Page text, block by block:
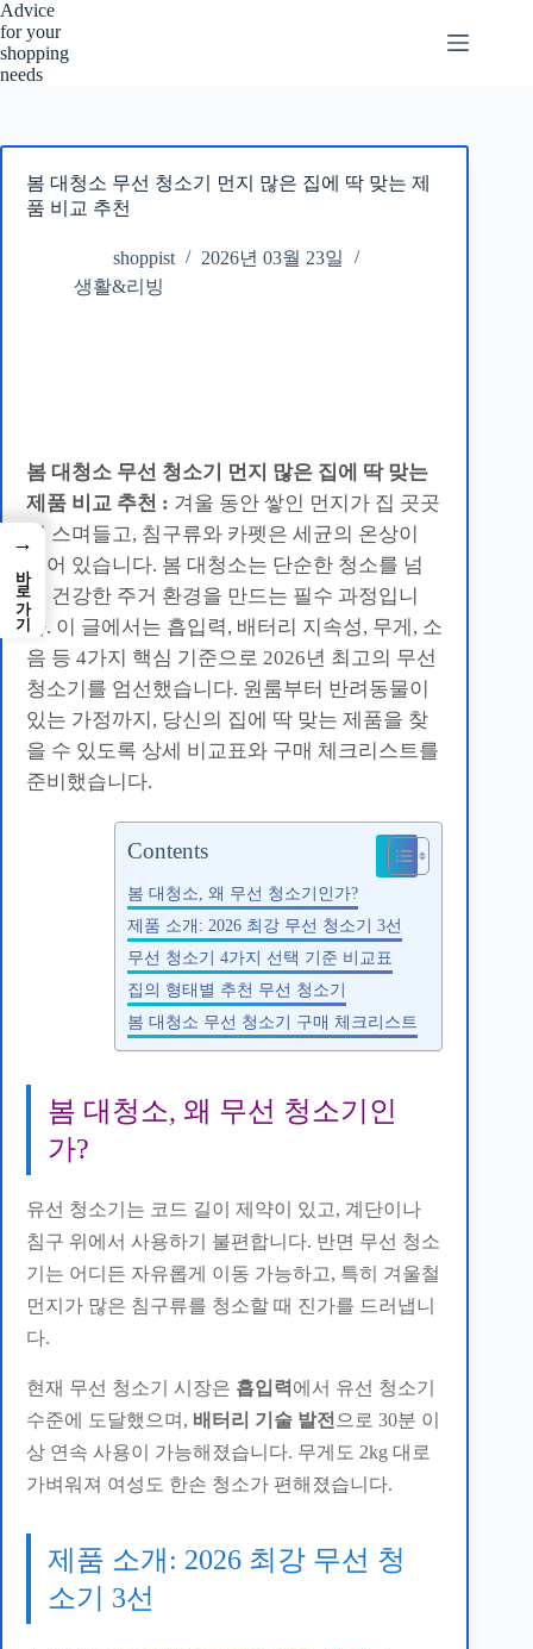
본
문
으
로
Advice
for your
shopping
needs
봄 대청소 무선 청소기 먼지 많은 집에 딱 맞는 제
품 비교 추천
shoppist
2026년 03월 23일
생활&리빙
봄 대청소 무선 청소기 먼지 많은 집에 딱 맞는
제품 비교 추천 : 겨울 동안 쌓인 먼지가 집 곳곳
에 스며들고, 침구류와 카펫은 세균의 온상이
되어 있습니다. 봄 대청소는 단순한 청소를 넘
어 건강한 주거 환경을 만드는 필수 과정입니
다. 이 글에서는 흡입력, 배터리 지속성, 무게, 소
음 등 4가지 핵심 기준으로 2026년 최고의 무선
청소기를 엄선했습니다. 원룸부터 반려동물이
있는 가정까지, 당신의 집에 딱 맞는 제품을 찾
을 수 있도록 상세 비교표와 구매 체크리스트를
준비했습니다.
Contents
봄 대청소, 왜 무선 청소기인가?
제품 소개: 2026 최강 무선 청소기 3선
무선 청소기 4가지 선택 기준 비교표
집의 형태별 추천 무선 청소기
봄 대청소 무선 청소기 구매 체크리스트
봄 대청소, 왜 무선 청소기인
가?
유선 청소기는 코드 길이 제약이 있고, 계단이나
침구 위에서 사용하기 불편합니다. 반면 무선 청소
기는 어디든 자유롭게 이동 가능하고, 특히 겨울철
먼지가 많은 침구류를 청소할 때 진가를 드러냅니
다.
현재 무선 청소기 시장은 흡입력 에서 유선 청소기
수준에 도달했으며, 배터리 기술 발전 으로 30분 이
상 연속 사용이 가능해졌습니다. 무게도 2kg 대로
가벼워져 여성도 한손 청소가 편해졌습니다.
제품 소개: 2026 최강 무선 청
소기 3선
→
바로가기